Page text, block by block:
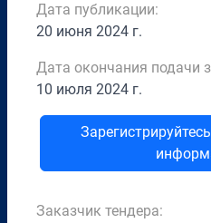
Дата публикации:
20 июня 2024 г.
Дата окончания подачи
10 июля 2024 г.
Заказчик тендера: